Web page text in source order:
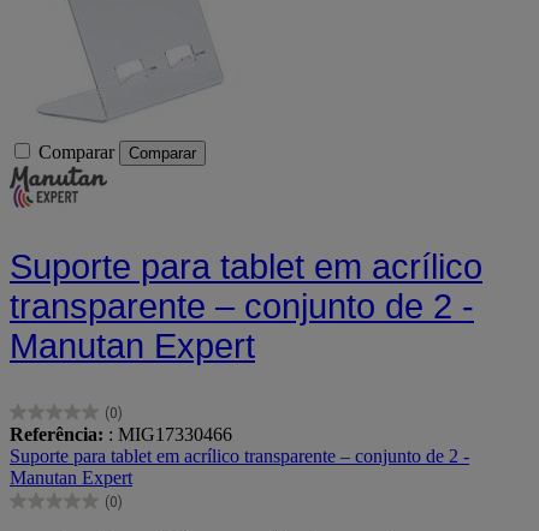
Comparar Comparar
Suporte para tablet em acrílico
transparente – conjunto de 2 -
Manutan Expert
(0)
0.0
em
5
estrelas.
Referência: : MIG17330466
Suporte para tablet em acrílico transparente – conjunto de 2 -
Manutan Expert
(0)
0.0